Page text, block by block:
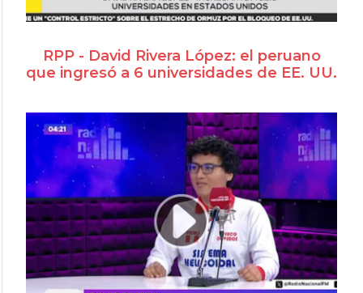
RPP - David Rivera López: el peruano
que ingresó a 6 universidades de EE. UU.